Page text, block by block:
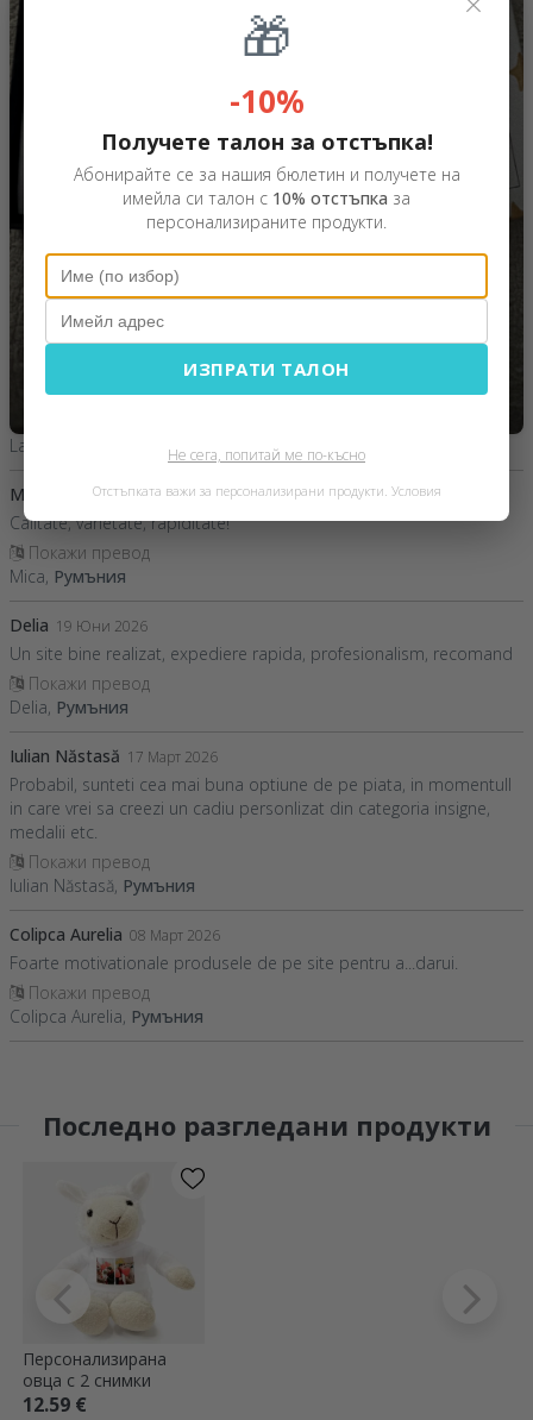
Larisa,
Mica 27 Май 2026
Calitate, varietate, rapiditate!
Покажи превод
Mica, Румъния
Delia 19 Юни 2026
Un site bine realizat, expediere rapida, profesionalism, recomand
Покажи превод
Delia, Румъния
Iulian Năstasă 17 Март 2026
Probabil, sunteti cea mai buna optiune de pe piata, in momentull
in care vrei sa creezi un cadiu personlizat din categoria insigne,
medalii etc.
Покажи превод
Iulian Năstasă, Румъния
Colipca Aurelia 08 Март 2026
Foarte motivationale produsele de pe site pentru a...darui.
Покажи превод
Colipca Aurelia, Румъния
Последно разгледани продукти
Персонализирана
овца с 2 снимки
12.59 €
🎁
-10%
Получете талон за отстъпка!
Абонирайте се за нашия бюлетин и получете на
имейла си талон с 10% отстъпка за
персонализираните продукти.
ИЗПРАТИ ТАЛОН
Не сега, попитай ме по-късно
Отстъпката важи за персонализирани продукти. Условия